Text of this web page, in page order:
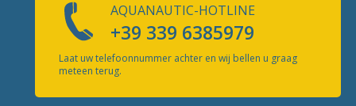
AQUANAUTIC-HOTLINE
+39 339 6385979
Laat uw telefoonnummer achter en wij bellen u graag
meteen terug.